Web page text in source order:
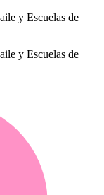
y Escuelas de
y Escuelas de